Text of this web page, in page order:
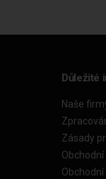
Důležité
Naše
Zásady